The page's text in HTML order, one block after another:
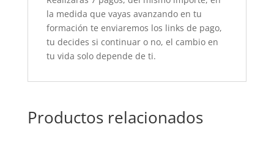
la medida que vayas avanzando en tu
formación te enviaremos los links de pago,
tu decides si continuar o no, el cambio en
tu vida solo depende de ti.
Productos relacionados